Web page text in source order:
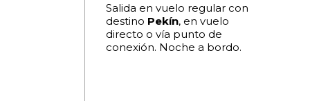
Salida en vuelo regular con
destino Pekín, en vuelo
directo o vía punto de
conexión. Noche a bordo.